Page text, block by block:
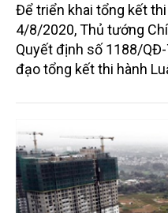
Để triển khai tổng kết
4/8/2020, Thủ tướng
Quyết định số 1188/
đạo tổng kết thi hành
cương tổng kết thi
ngành, địa phương để
ban hành Kế hoạch
số 390/QĐ-BTNMT